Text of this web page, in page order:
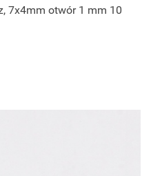
7x4mm otwór 1 mm 10